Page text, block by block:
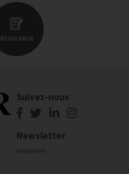
Assurance
Suivez-nous
Newsletter
Inscription